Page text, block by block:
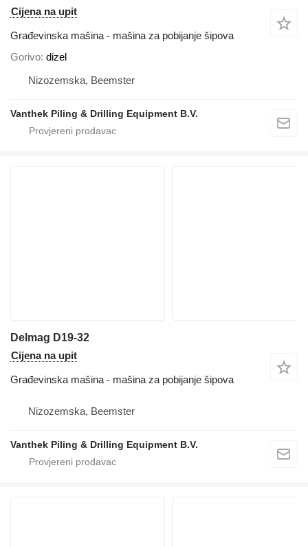
Cijena na upit
Građevinska mašina - mašina za pobijanje šipova
Gorivo dizel
Nizozemska, Beemster
Vanthek Piling & Drilling Equipment B.V.
Delmag D19-32
Cijena na upit
Građevinska mašina - mašina za pobijanje šipova
Nizozemska, Beemster
Vanthek Piling & Drilling Equipment B.V.